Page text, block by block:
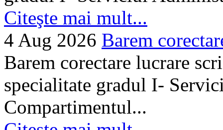
Citeşte mai mult...
4 Aug 2026 Barem
Barem corectare lucrare
specialitate gradul I-
Compartimentul...